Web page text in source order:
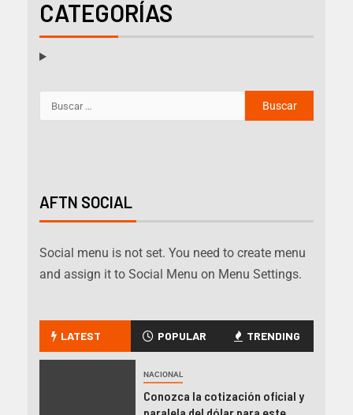
CATEGORÍAS
AFTN SOCIAL
Social menu is not set. You need to create menu
and assign it to Social Menu on Menu Settings.
LATEST POPULAR TRENDING
NACIONAL
Conozca la cotización oficial y